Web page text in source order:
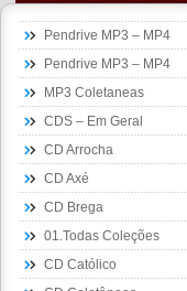
Pendrive MP3 – MP4
Pendrive MP3 – MP4
MP3 Coletaneas
CDS – Em Geral
CD Arrocha
CD Axé
CD Brega
01.Todas Coleções
CD Católico